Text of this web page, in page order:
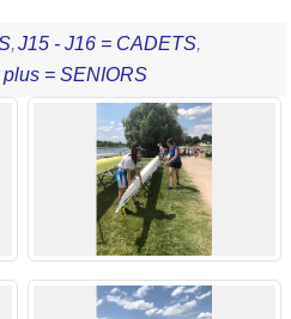
J15 - J16 = CADETS
plus = SENIORS